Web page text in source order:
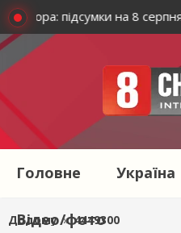
підсумки на 8 серпня
Головне Україна
Відео/фото
Додому » 4449300